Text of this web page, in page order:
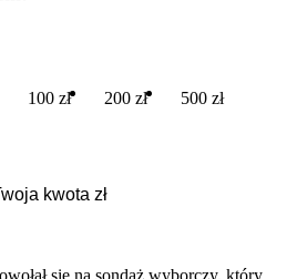
100 zł 200 zł 500 zł
się na sondaż wyborczy, który